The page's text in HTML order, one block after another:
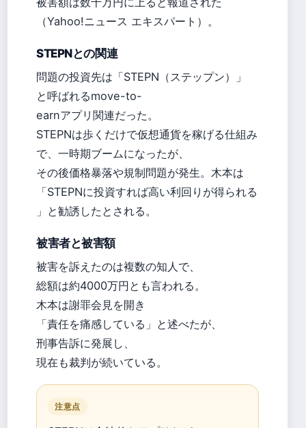
（Yahoo!ニュース エキスパート）。
STEPNとの関連
問題の投資先は「STEPN（ステップン）」
と呼ばれるmove-to-
earnアプリ関連だった。
STEPNは歩くだけで仮想通貨を稼げる仕組み
で、一時期ブームになったが、
その後価格暴落や規制問題が発生。木本は
「STEPNに投資すれば高い利回りが得られる
」と勧誘したとされる。
被害者と被害額
被害を訴えたのは複数の知人で、
総額は約4000万円とも言われる。
木本は謝罪会見を開き
「責任を痛感している」と述べたが、
刑事告訴に発展し、
現在も裁判が続いている。
注意点